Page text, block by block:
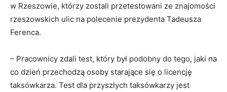
w Rzeszowie, którzy zostali przetestowani ze znajomości
rzeszowskich ulic na polecenie prezydenta Tadeusza
Ferenca.
– Pracownicy zdali test, który był podobny do tego, jaki na
co dzień przechodzą osoby starające się o licencję
taksówkarza. Test dla przyszłych taksówkarzy jest